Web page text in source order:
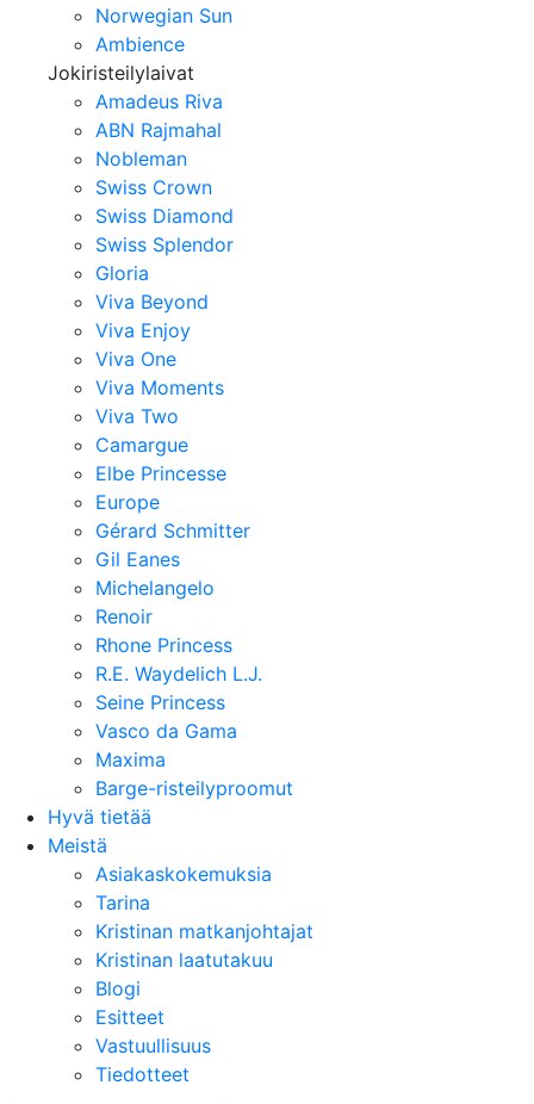
Norwegian Sun
Ambience
Jokiristeilylaivat
Amadeus Riva
ABN Rajmahal
Nobleman
Swiss Crown
Swiss Diamond
Swiss Splendor
Gloria
Viva Beyond
Viva Enjoy
Viva One
Viva Moments
Viva Two
Camargue
Elbe Princesse
Europe
Gérard Schmitter
Gil Eanes
Michelangelo
Renoir
Rhone Princess
R.E. Waydelich L.J.
Seine Princess
Vasco da Gama
Maxima
Barge-risteilyproomut
Hyvä tietää
Meistä
Asiakaskokemuksia
Tarina
Kristinan matkanjohtajat
Kristinan laatutakuu
Blogi
Esitteet
Vastuullisuus
Tiedotteet